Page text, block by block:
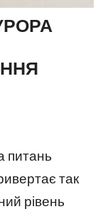
питань
так
рівень